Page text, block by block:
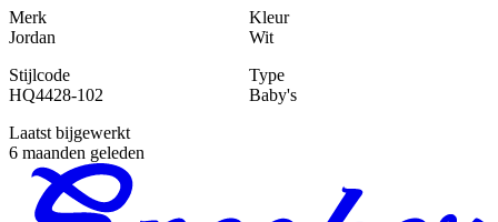
Merk
Jordan
Kleur
Wit
Stijlcode
HQ4428-102
Type
Baby's
Laatst bijgewerkt
6 maanden geleden